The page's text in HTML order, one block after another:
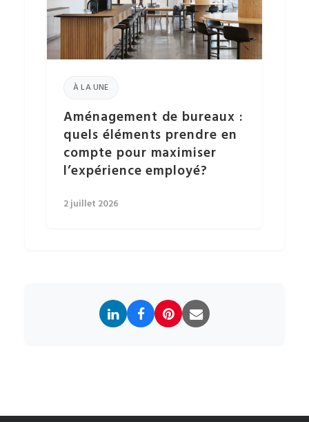
À LA UNE
Aménagement de bureaux :
quels éléments prendre en
compte pour maximiser
l’expérience employé?
2 juillet 2026